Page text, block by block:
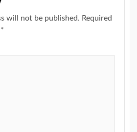
will not be published. Required
*